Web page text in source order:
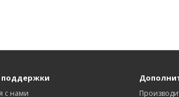
поддержки
с нами